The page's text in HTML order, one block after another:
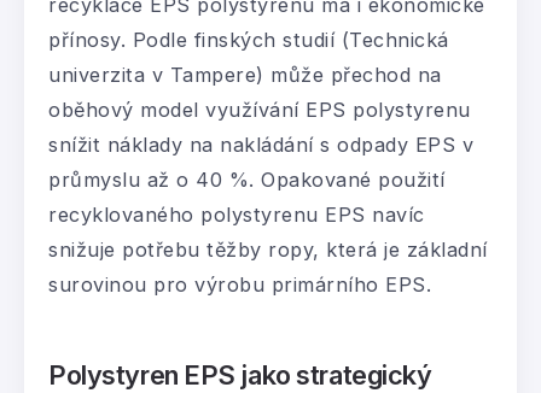
recyklace EPS polystyrenu má i ekonomické
přínosy. Podle finských studií (Technická
univerzita v Tampere) může přechod na
oběhový model využívání EPS polystyrenu
snížit náklady na nakládání s odpady EPS v
průmyslu až o 40 %. Opakované použití
recyklovaného polystyrenu EPS navíc
snižuje potřebu těžby ropy, která je základní
surovinou pro výrobu primárního EPS.
Polystyren EPS jako strategický